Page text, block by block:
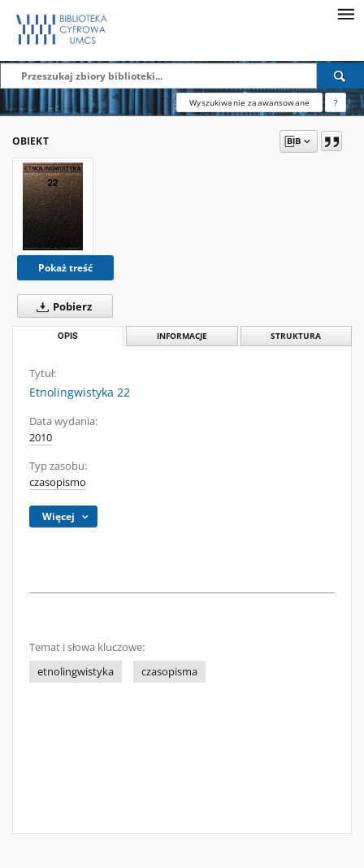
Wyszukiwanie zaawansowane ?
OBIEKT
Pokaż treść
Pobierz
OPIS INFORMACJE STRUKTURA
Tytuł:
Etnolingwistyka 22
Data wydania:
2010
Typ zasobu:
czasopismo
Więcej
Temat i słowa kluczowe:
etnolingwistyka
czasopisma